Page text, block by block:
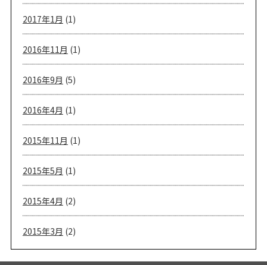
2017年1月 (1)
2016年11月 (1)
2016年9月 (5)
2016年4月 (1)
2015年11月 (1)
2015年5月 (1)
2015年4月 (2)
2015年3月 (2)